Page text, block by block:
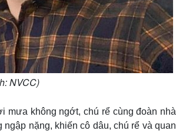
NVCC)
mưa không ngớt, chú rể cùng đoàn nhà
nặng, khiến cô dâu, chú rể và quan